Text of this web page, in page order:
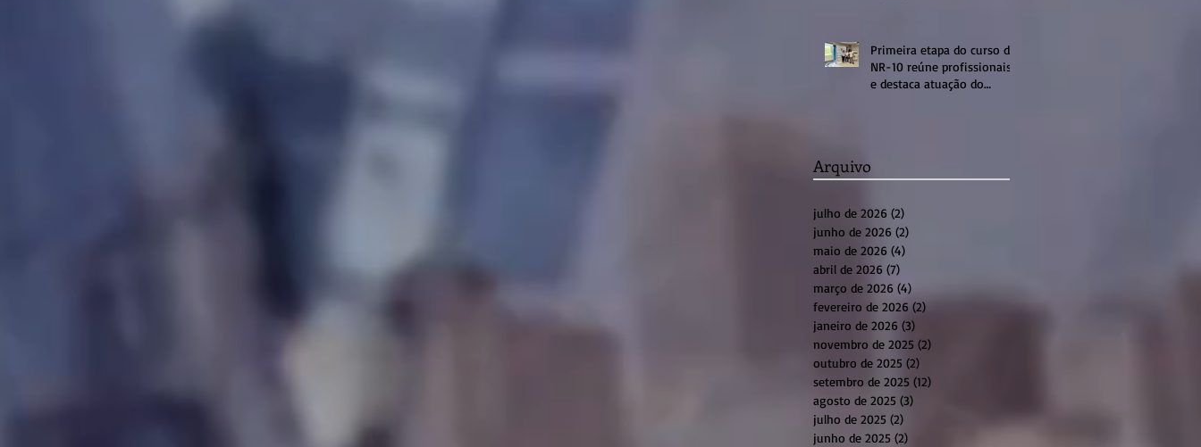
Primeira etapa do curso de
NR-10 reúne profissionais
e destaca atuação do
Arquivo
julho de 2026 (2)
junho de 2026 (2)
maio de 2026 (4)
abril de 2026 (7)
março de 2026 (4)
fevereiro de 2026 (2)
janeiro de 2026 (3)
novembro de 2025 (2)
outubro de 2025 (2)
setembro de 2025 (12)
agosto de 2025 (3)
julho de 2025 (2)
junho de 2025 (2)